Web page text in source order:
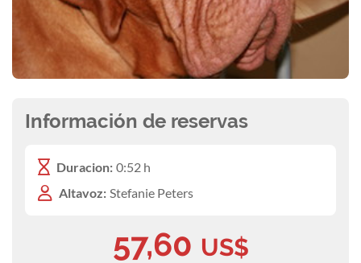
Información de reservas
Duracion: 0:52 h
Altavoz: Stefanie Peters
57,60 US$